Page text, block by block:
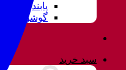
پابند
گوشواره
سبد خرید